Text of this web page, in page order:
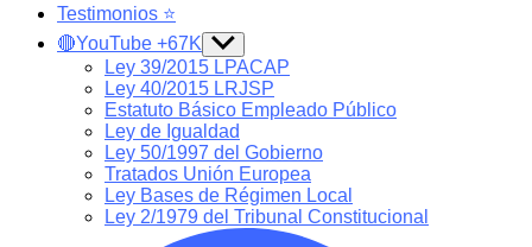
Testimonios ⭐️
🔴YouTube +67K Show
sub
menu
Ley 39/2015 LPACAP
Ley 40/2015 LRJSP
Estatuto Básico Empleado Público
Ley de Igualdad
Ley 50/1997 del Gobierno
Tratados Unión Europea
Ley Bases de Régimen Local
Ley 2/1979 del Tribunal Constitucional